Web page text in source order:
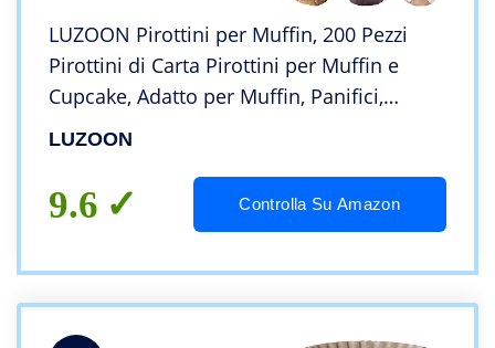
LUZOON Pirottini per Muffin, 200 Pezzi
Pirottini di Carta Pirottini per Muffin e
Cupcake, Adatto per Muffin, Panifici,
Catering, Matrimoni e Compleanni (Tulipp)
LUZOON
9.6 Controlla Su Amazon